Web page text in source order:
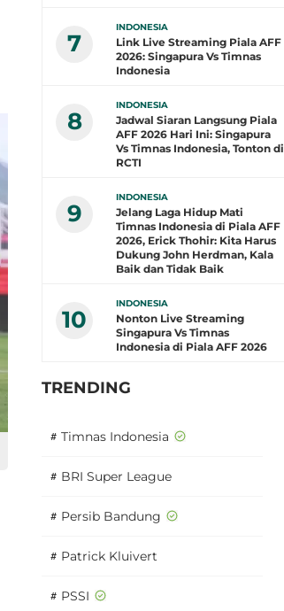
7
INDONESIA
Link Live Streaming Piala AFF
2026: Singapura Vs Timnas
Indonesia
8
INDONESIA
Jadwal Siaran Langsung Piala
AFF 2026 Hari Ini: Singapura
Vs Timnas Indonesia, Tonton di
RCTI
9
INDONESIA
Jelang Laga Hidup Mati
Timnas Indonesia di Piala AFF
2026, Erick Thohir: Kita Harus
Dukung John Herdman, Kala
Baik dan Tidak Baik
10
INDONESIA
Nonton Live Streaming
Singapura Vs Timnas
Indonesia di Piala AFF 2026
TRENDING
# Timnas Indonesia
# BRI Super League
# Persib Bandung
# Patrick Kluivert
# PSSI